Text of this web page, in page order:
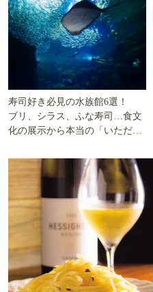
寿司好き必見の水族館6選！
ブリ、シラス、ふな寿司…食文
化の展示から本当の「いただき